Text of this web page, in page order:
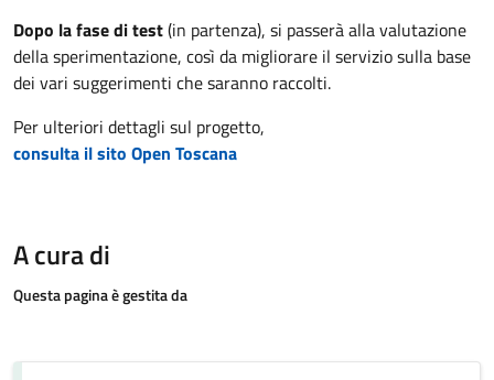
Dopo la fase di test(in partenza), si passerà alla valutazione
della sperimentazione, così da migliorare il servizio sulla base
dei vari suggerimenti che saranno raccolti.
Per ulteriori dettagli sul progetto,
consulta il sito Open Toscana
A cura di
Questa pagina è gestita da